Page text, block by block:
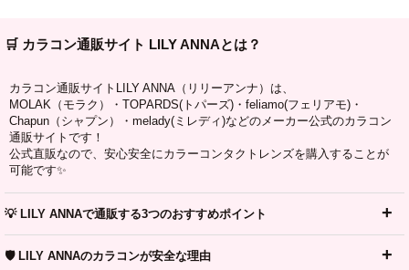
🛒 カラコン通販サイト LILY ANNAとは？
カラコン通販サイトLILY ANNA（リリーアンナ）は、
MOLAK（モラク）・TOPARDS(トパーズ)・feliamo(フェリアモ)・
Chapun（シャプン）・melady(ミレディ)などのメーカー公式のカラコン
通販サイトです！
公式直販なので、安心安全にカラーコンタクトレンズを購入することが
可能です✨
💡 LILY ANNAで通販する3つのおすすめポイント
🛡️ LILY ANNAのカラコンが安全な理由